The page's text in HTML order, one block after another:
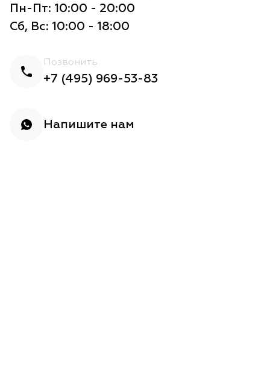
Пн-Пт: 10:00 - 20:00
Сб, Вс: 10:00 - 18:00
Позвонить
+7 (495) 969-53-83
Напишите нам